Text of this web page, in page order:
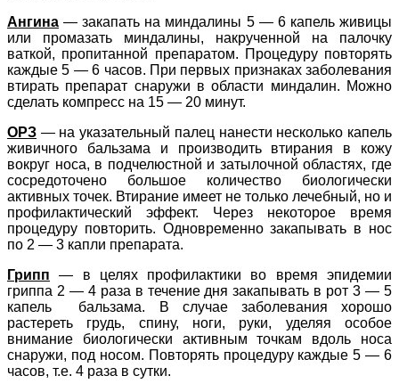
Ангина — закапать на миндалины 5 — 6 капель живицы
или промазать миндалины, накрученной на палочку
ваткой, пропитанной препаратом. Процедуру повторять
каждые 5 — 6 часов. При первых признаках заболевания
втирать препарат снаружи в области миндалин. Можно
сделать компресс на 15 — 20 минут.
ОРЗ — на указательный палец нанести несколько капель
живичного бальзама и производить втирания в кожу
вокруг носа, в подчелюстной и затылочной областях, где
сосредоточено большое количество биологически
активных точек. Втирание имеет не только лечебный, но и
профилактический эффект. Через некоторое время
процедуру повторить. Одновременно закапывать в нос
по 2 — 3 капли препарата.
Грипп — в целях профилактики во время эпидемии
гриппа 2 — 4 раза в течение дня закапывать в рот 3 — 5
капель бальзама. В случае заболевания хорошо
растереть грудь, спину, ноги, руки, уделяя особое
внимание биологически активным точкам вдоль носа
снаружи, под носом. Повторять процедуру каждые 5 — 6
часов, т.е. 4 раза в сутки.